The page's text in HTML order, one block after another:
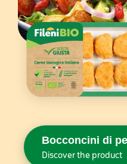
Bocconcini di
Discover the product